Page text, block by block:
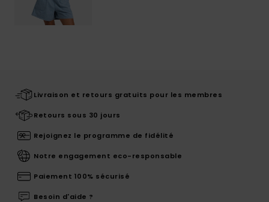
Livraison et retours gratuits pour les membres
Retours sous 30 jours
Rejoignez le programme de fidélité
Notre engagement eco-responsable
Paiement 100% sécurisé
Besoin d'aide ?